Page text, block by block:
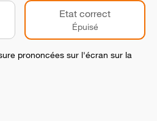
Etat correct
Épuisé
prononcées sur l'écran sur la